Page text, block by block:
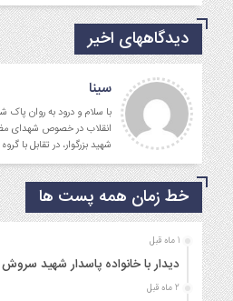
دیدگاههای اخیر
سینا
با سلام و درود به روان پاک
انقلاب در خصوص شهدای
شهید بزرگوار، در تقابل با گروه
خط زمان همه پست ها
1 ماه قبل
دیدار با خانواده پاسدار شهید سروش
2 ماه قبل